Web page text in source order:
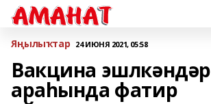
Яңылыҡтар 24 ИЮНЯ 2021, 05:58
Вакцина эшлкәндәр
араһында фатир